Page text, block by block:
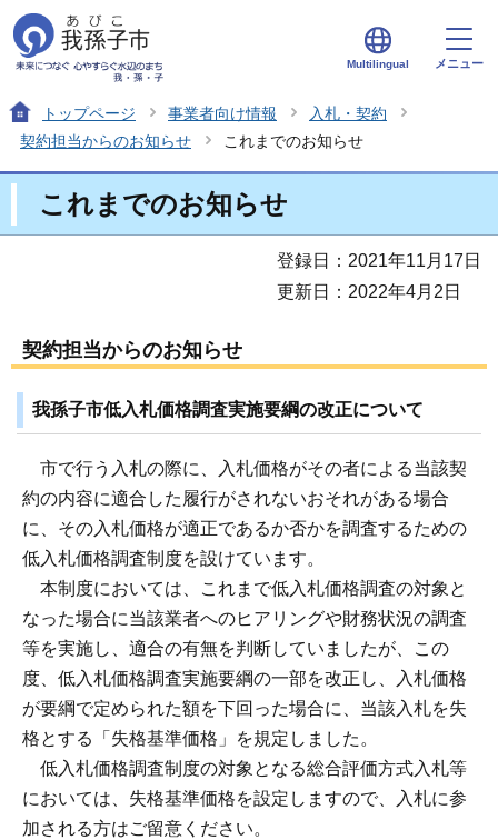
Multilingual メニュー
トップページ 事業者向け情報
入札・契約
契約担当からのお知らせ
これまでのお知らせ
これまでのお知らせ
登録日：2021年11月17日
更新日：2022年4月2日
契約担当からのお知らせ
我孫子市低入札価格調査実施要綱の改正について
市で行う入札の際に、入札価格がその者による当該契
約の内容に適合した履行がされないおそれがある場合
に、その入札価格が適正であるか否かを調査するための
低入札価格調査制度を設けています。
本制度においては、これまで低入札価格調査の対象と
なった場合に当該業者へのヒアリングや財務状況の調査
等を実施し、適合の有無を判断していましたが、この
度、低入札価格調査実施要綱の一部を改正し、入札価格
が要綱で定められた額を下回った場合に、当該入札を失
格とする「失格基準価格」を規定しました。
低入札価格調査制度の対象となる総合評価方式入札等
においては、失格基準価格を設定しますので、入札に参
加される方はご留意ください。